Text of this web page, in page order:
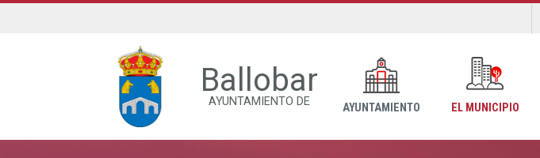
Ballobar
AYUNTAMIENTO DE AYUNTAMIENTO EL MUNICIPIO